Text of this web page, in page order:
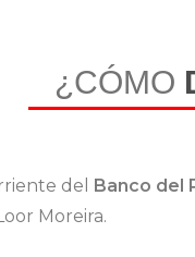
¿CÓMO
del Banco del
Moreira.